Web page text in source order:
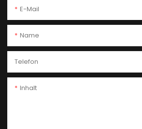
E-Mail
Name
Telefon
Inhalt